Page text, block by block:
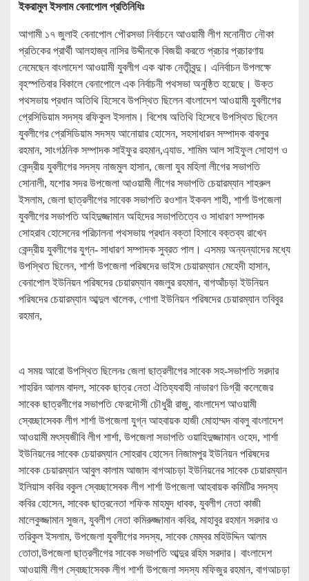
ইকরামুল ইসলাম বেনাপোল প্রতিনিধিঃ
আগামী ১৭ জুলাই বেনাপোল পৌরসভা নির্বাচনে আওয়ামী লীগ মনোনীত নৌকা
প্রতিকের প্রার্থী আলহাজ্ব নাসির উদ্দীনকে বিজয়ী করতে প্রচার প্রচারণায়
নেমেছেন বাংলাদেশ আওয়ামী যুবলীগ এক ঝাক নেতৃীবৃন্দু। এনির্বাচন উপলক্ষে
বৃহস্পতিবার বিকালে বেনাপোলে এক নির্বাচনী পথসভা অনুষ্ঠিত হয়েছে। উক্ত
পথসভায় প্রধান অতিথি হিসেবে উপস্থিত ছিলেন বাংলাদেশ আওয়ামী যুবলীগের
প্রেসিডিয়াম সদস্য রফিকুল ইসলাম। বিশেষ অতিথি হিসেবে উপস্থিত ছিলেন
যুবলীগের প্রেসিডিয়াম সদস্য আনোয়ার হোসেন, সহসাধারন সম্পাদক বাবলুর
রহমান, সাংগঠনিক সম্পাদক সাইফুর রহমান,এ্যাড. শামিম আল সাইফুল সোহাগ ও
কেন্দ্রীয় যুবলীগের সদস্য নাজমুল হাসান, জেলা যুব মহিলা লীগের সভাপতি
সোনালী, যশোর সদর উপজেলা আওয়ামী লীগের সভাপতি চেয়ারম্যান শাহরুল
ইসলাম, জেলা ছাত্রলীগের সাবেক সভাপতি রওশান ইকবল শাহী, শার্শা উপজেলা
যুবলীগের সভাপতি অহিদুজ্জামান অহিদের সভাপতিত্বে ও সাধারণ সম্পাদক
সোহরাব হোসেনের পরিচালনা পথসভায় প্রধান বক্তা হিসাবে বক্তব্য রাখেন
কেন্দ্রীয় যুবলীগের যুগ্ন- সাধারণ সম্পাদক সুব্রত পাল। এসময় অন্যন্যাদের মধ্যে
উপস্থিত ছিলেন, শার্শা উপজেলা পরিষদের ভাইস চেয়ারম্যান মেহেদী হাসান,
বেনাপোল ইউনিয়ন পরিষদের চেয়ারম্যান বজলুর রহমান, বাগআঁচড়া ইউনিয়ন
পরিষদের চেয়ারম্যান আব্দুল খালেক, গোগা ইউনিয়ন পরিষদের চেয়ারম্যান তবিবুর
রহমান,
এ সময় আরো উপস্থিত ছিলেনঃ জেলা ছাত্রলীগের সাবেক সহ-সভাপতি সরদার
শাহরিন আলম বাদল, সাবেক ছাত্র নেতা ঐতিহ্যবাহী নাভারণ ডিগ্রী কলেজের
সাবেক ছাত্রলীগের সভাপতি ফেরদৌসী চৌধুরী রাজু, বাংলাদেশ আওয়ামী
স্বেচ্ছাসেবক লীগ শার্শা উপজেলা যুগ্ন আহবায়ক হাজী মোহাম্মদ বাবলু বাংলাদেশ
আওয়ামী মৎস্যজীবি লীগ শার্শা, উপজেলা সভাপতি ওয়াহিদুজ্জামান ওহেদ, শার্শা
ইউনিয়নের সাবেক চেয়ারম্যান সোহরাব হোসেন নিজামপুর ইউনিয়ন পরিষদের
সাবেক চেয়ারম্যান আবুল কালাম আজাদ বাগআচড়া ইউনিয়নের সাবেক চেয়ারম্যান
ইলিয়াস কবির বকুল স্বেচ্ছাসেবক লীগ শার্শা উপজেলা আহবায়ক কমিটির সদস্য
কবির হোসেন, সাবেক ছাত্রনেতা শফিক মাহমুদ ধাবক, যুবলীগ নেতা কাজী
মালেকুজ্জামান সুজন, যুবলীগ নেতা কমিরুজ্জামান কবির, মাহাবুর রহমান সরদার ও
তরিকুল ইসলাম, উপজেলা যুবলীগের সদস্য, সাবেক মেম্বর মহিউদ্দিন আলম
তোতা,উপজেলা ছাত্রলীগের সাবেক সভাপতি আব্দুর রহিম সরদার। বাংলাদেশ
আওয়ামী লীগ স্বেচ্ছাসেবক লীগ শার্শা উপজেলা সদস্য মফিজুর রহমান, বাগআচড়া